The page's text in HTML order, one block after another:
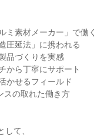
ミ素材メーカー」で働く
圧延法」に携われる
品づくりを実感
から丁寧にサポート
かせるフィールド
スの取れた働き方
て、